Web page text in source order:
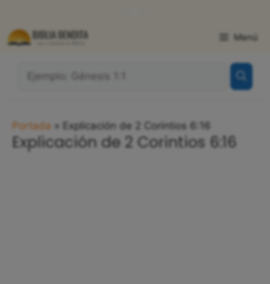
contenido
Menú
Portada » Explicación de 2 Corintios 6:16
Explicación de 2 Corintios 6:16